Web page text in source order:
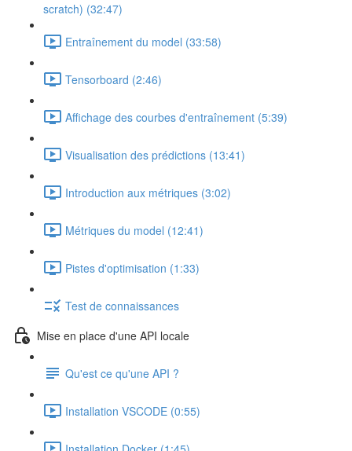
scratch) (32:47)
Entraînement du model (33:58)
Tensorboard (2:46)
Affichage des courbes d'entraînement (5:39)
Visualisation des prédictions (13:41)
Introduction aux métriques (3:02)
Métriques du model (12:41)
Pistes d'optimisation (1:33)
Test de connaissances
Mise en place d'une API locale
Qu'est ce qu'une API ?
Installation VSCODE (0:55)